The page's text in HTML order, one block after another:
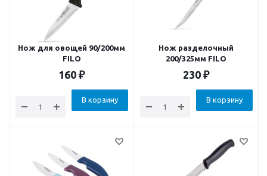
Нож для овощей 90/200мм
FILO
160 ₽
В корзину
Нож разделочный
200/325мм FILO
230 ₽
В корзину